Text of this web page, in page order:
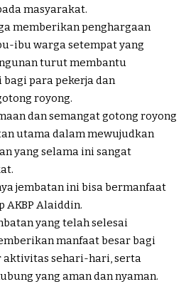
masyarakat.
memberikan penghargaan
ibu warga setempat yang
turut membantu
para pekerja dan
royong.
dan semangat gotong royong
utama dalam mewujudkan
yang selama ini sangat
jembatan ini bisa bermanfaat
AKBP Alaiddin.
yang telah selesai
manfaat besar bagi
aktivitas sehari-hari, serta
yang aman dan nyaman.